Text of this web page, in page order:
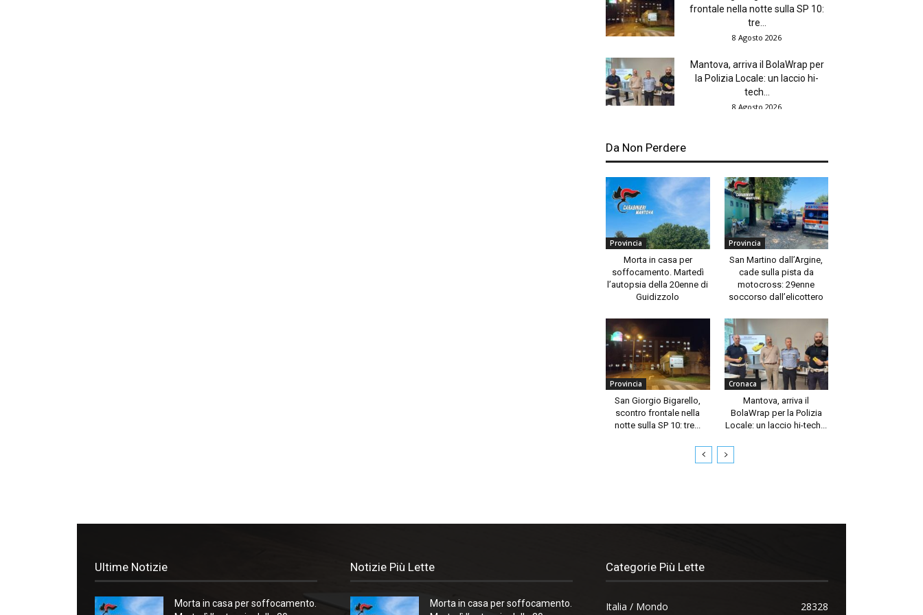
frontale nella notte sulla SP 10:
tre...
8 Agosto 2026
Mantova, arriva il BolaWrap per
la Polizia Locale: un laccio hi-
tech...
8 Agosto 2026
Da Non Perdere
Provincia
Morta in casa per
soffocamento. Martedì
l’autopsia della 20enne di
Guidizzolo
Provincia
San Martino dall’Argine,
cade sulla pista da
motocross: 29enne
soccorso dall’elicottero
Provincia
San Giorgio Bigarello,
scontro frontale nella
notte sulla SP 10: tre...
Cronaca
Mantova, arriva il
BolaWrap per la Polizia
Locale: un laccio hi-tech...
Ultime Notizie
Morta in casa per soffocamento.
Notizie Più Lette
Morta in casa per soffocamento.
Categorie Più Lette
Italia / Mondo 28328